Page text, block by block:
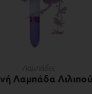
Λαμπάδα